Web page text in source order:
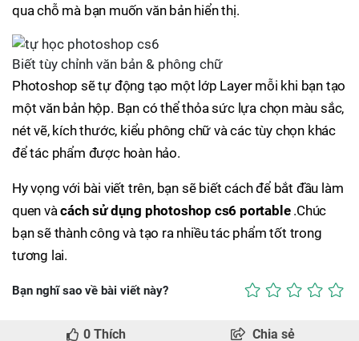
qua chỗ mà bạn muốn văn bản hiển thị.
Biết tùy chỉnh văn bản & phông chữ
Photoshop sẽ tự động tạo một lớp Layer mỗi khi bạn tạo
một văn bản hộp. Bạn có thể thỏa sức lựa chọn màu sắc,
nét vẽ, kích thước, kiểu phông chữ và các tùy chọn khác
để tác phẩm được hoàn hảo.
Hy vọng với bài viết trên, bạn sẽ biết cách để bắt đầu làm
quen vàcách sử dụng photoshop cs6 portable.Chúc
bạn sẽ thành công và tạo ra nhiều tác phẩm tốt trong
tương lai.
Bạn nghĩ sao về bài viết này?
0 Thích Chia sẻ